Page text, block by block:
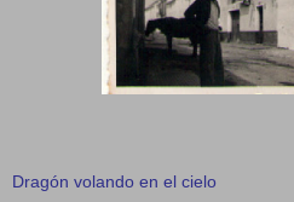
Dragón volando en el cielo